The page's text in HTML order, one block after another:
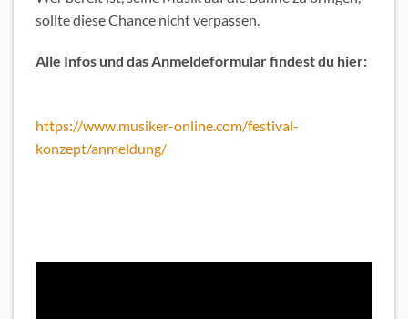
sollte diese Chance nicht verpassen.
Alle Infos und das Anmeldeformular findest du hier:
https://www.musiker-online.com/festival-
konzept/anmeldung/